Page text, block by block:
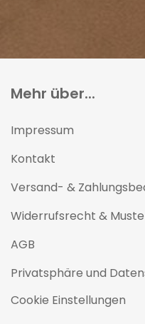
Mehr über...
Impressum
Kontakt
Versand- &
Widerrufsrecht &
AGB
Privatsphäre und
Cookie Einstellungen